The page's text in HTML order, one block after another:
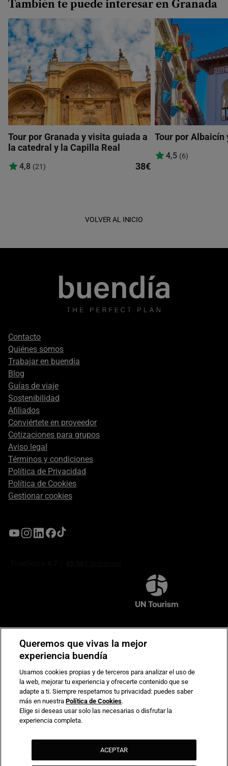
También te puede interesar en Granada
Tour por Granada y visita guiada a
la catedral y la Capilla Real
4,8 (21) 38€
Tour por Albaicín
4,5 (6)
VOLVER AL INICIO
Footer
secondary
Contacto
Quiénes somos
Trabajar en buendía
Blog
Guías de viaje
Sostenibilidad
Afiliados
Conviértete en proveedor
Cotizaciones para grupos
Aviso legal
Términos y condiciones
Política de Privacidad
Política de Cookies
Gestionar cookies
Compromiso de seguridad en pagos electrónicos
Queremos que vivas la mejor
experiencia buendía
Usamos cookies propias y de terceros para analizar el uso de
la web, mejorar tu experiencia y ofrecerte contenido que se
adapte a ti. Siempre respetamos tu privacidad: puedes saber
más en nuestraPolítica de Cookies.
Elige si deseas usar solo las necesarias o disfrutar la
experiencia completa.
ACEPTAR